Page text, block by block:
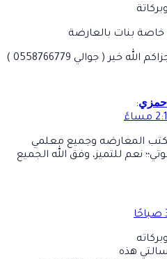
بنات بالعارضة
خير ( جوالي 0558766779 )
:
المعارضه وجميع معلمي
نعم للتميز، وفق الله الجميع
هذه